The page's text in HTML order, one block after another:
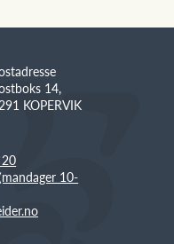
14,
KOPERVIK
10-